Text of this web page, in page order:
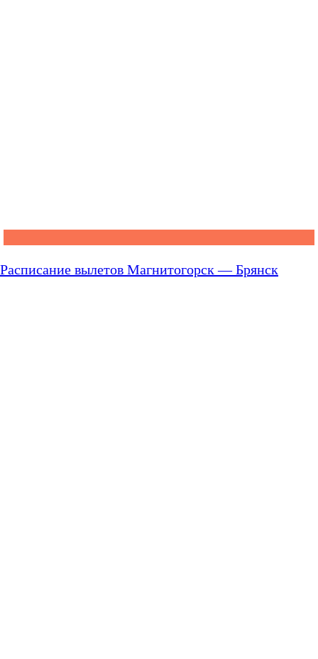
Расписание вылетов Магнитогорск — Брянск